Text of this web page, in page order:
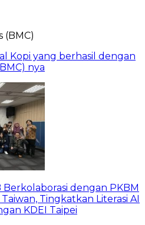
Kopi yang berhasil dengan
nya
Berkolaborasi dengan PKBM
Tingkatkan Literasi AI
KDEI Taipei